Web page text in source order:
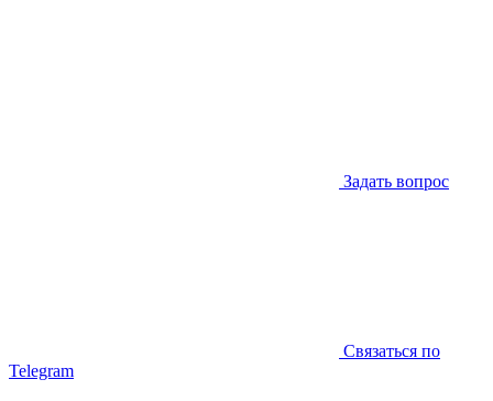
Задать вопрос
Связаться по
Telegram